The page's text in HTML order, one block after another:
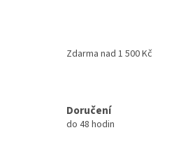
Zdarma nad 1 500 Kč
Doručení
do 48 hodin